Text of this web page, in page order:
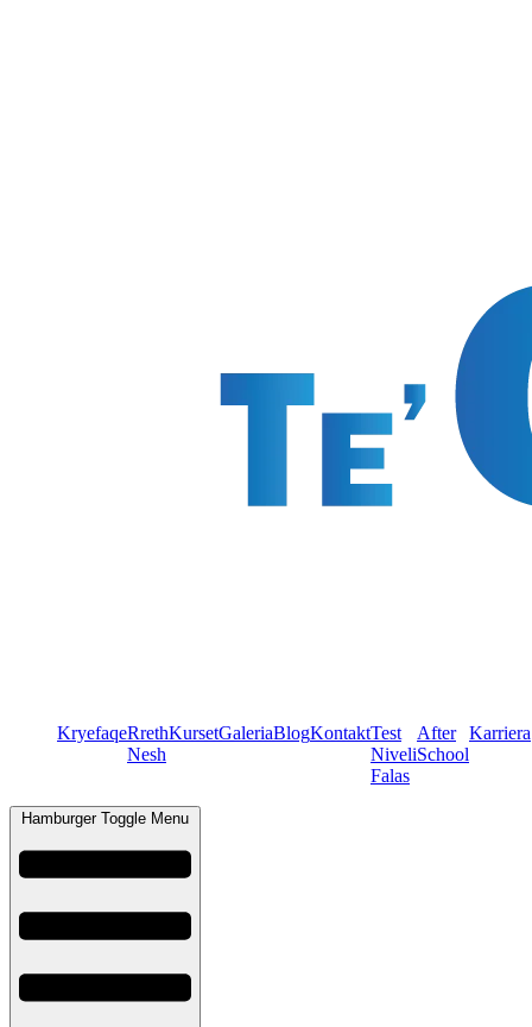
KryefaqeRreth
Nesh
KursetGaleriaBlogKontaktTest
Niveli
Falas
After
School
Karriera
Hamburger Toggle Menu